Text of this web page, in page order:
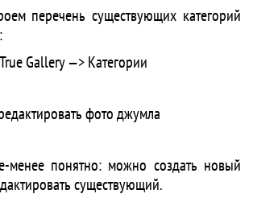
перечень существующих категорий
Gallery —> Категории
менее понятно: можно создать новый
существующий.